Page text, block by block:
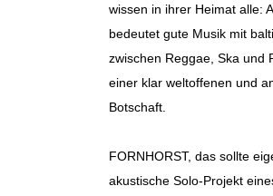
wissen in ihrer Heimat alle:
bedeutet gute Musik mit
zwischen Reggae, Ska und
einer klar weltoffenen und
Botschaft.
FORNHORST, das sollte
akustische Solo-Projekt